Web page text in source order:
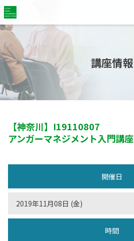
講座情報
【神奈川】 I19110807
アンガーマネジメント入門講座
開催日
2019年11月08日 (金)
時間